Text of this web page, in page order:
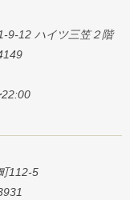
9-12 ハイツ三笠２階
112-5